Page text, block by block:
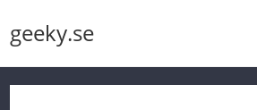
togeeky.se